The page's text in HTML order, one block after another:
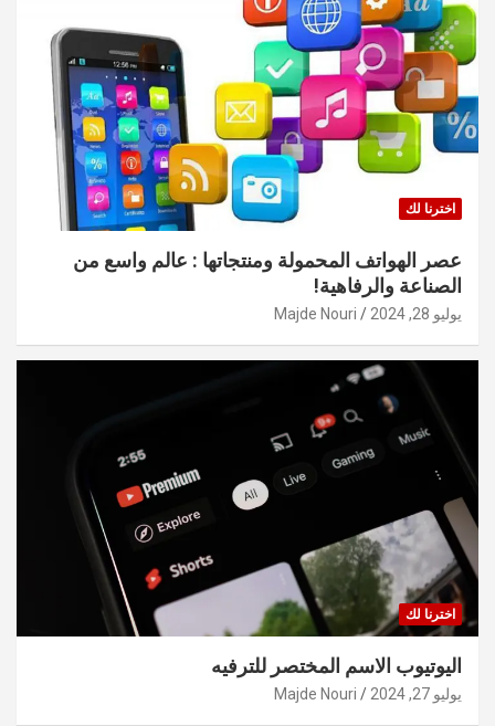
اخترنا لك
عصر الهواتف المحمولة ومنتجاتها : عالم واسع من
الصناعة والرفاهية!
يوليو 28, 2024 Majde Nouri
اخترنا لك
اليوتيوب الاسم المختصر للترفيه
يوليو 27, 2024 Majde Nouri